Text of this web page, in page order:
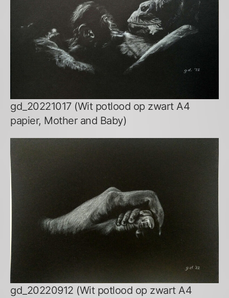
gd_20221017 (Wit potlood op zwart A4
papier, Mother and Baby)
gd_20220912 (Wit potlood op zwart A4